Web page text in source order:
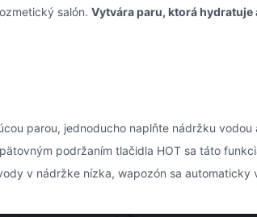
salón. Vytvára paru, ktorá hydratuje
parou, jednoducho naplňte nádržku
podržaním tlačidla HOT sa táto
v nádržke nízka, wapozón sa automaticky